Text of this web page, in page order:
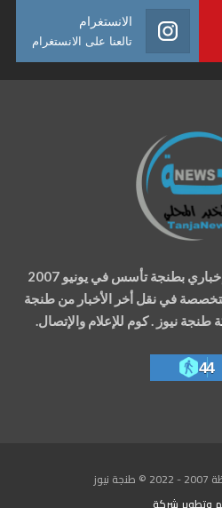
الانستغرام
تالعنا على الانستغرام
بطنجة تأسس في يونيو 2007
في نقل أخر الأخبار من طنجة
نيوز . كوم للإعلام والإتصال.
44